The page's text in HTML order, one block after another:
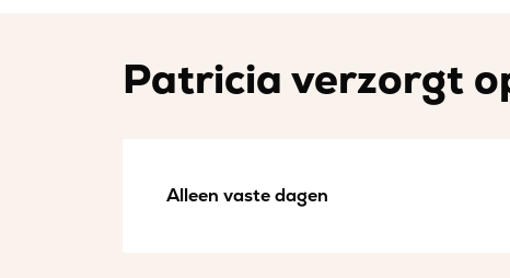
Patricia verzorgt
Alleen vaste dagen